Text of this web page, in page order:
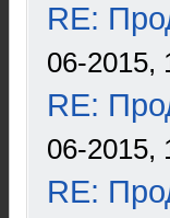
RE:
06-2015,
RE:
06-2015,
RE: